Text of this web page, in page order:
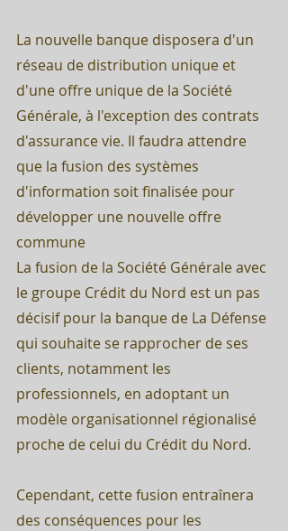
La nouvelle banque disposera d'un
réseau de distribution unique et
d'une offre unique de la Société
Générale, à l'exception des contrats
d'assurance vie. Il faudra attendre
que la fusion des systèmes
d'information soit finalisée pour
développer une nouvelle offre
commune
La fusion de la Société Générale avec
le groupe Crédit du Nord est un pas
décisif pour la banque de La Défense
qui souhaite se rapprocher de ses
clients, notamment les
professionnels, en adoptant un
modèle organisationnel régionalisé
proche de celui du Crédit du Nord.
Cependant, cette fusion entraînera
des conséquences pour les